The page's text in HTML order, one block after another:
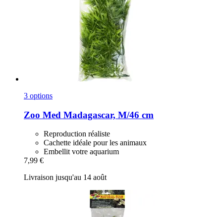
3 options
Zoo Med Madagascar, M/46 cm
Reproduction réaliste
Cachette idéale pour les animaux
Embellit votre aquarium
7,99 €
Livraison jusqu'au 14 août